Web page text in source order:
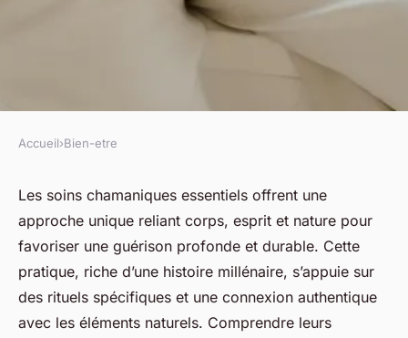
Découvrez les bienfaits des
soins chamaniques essentiels
Lilou•23 octobre 2025 •6 min de lecture
Accueil›Bien-etre
Les soins chamaniques essentiels offrent une
approche unique reliant corps, esprit et nature pour
favoriser une guérison profonde et durable. Cette
pratique, riche d’une histoire millénaire, s’appuie sur
des rituels spécifiques et une connexion authentique
avec les éléments naturels. Comprendre leurs